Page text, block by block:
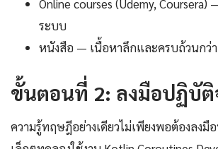
Online courses (Udemy, Coursera)
ระบบ
หนังสือ — เนื้อหาลึกและครบถ้วนกว่า
ขั้นตอนที่ 2: ลงมือปฏิบัติ
ความรู้ทฤษฎีอย่างเดียวไม่เพียงพอต้องลงมือ